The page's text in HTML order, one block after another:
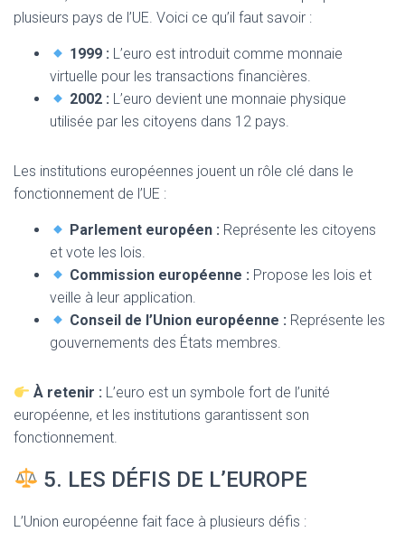
plusieurs pays de l’UE. Voici ce qu’il faut savoir :
1999 : L’euro est introduit comme monnaie
virtuelle pour les transactions financières.
2002 : L’euro devient une monnaie physique
utilisée par les citoyens dans 12 pays.
Les institutions européennes jouent un rôle clé dans le
fonctionnement de l’UE :
Parlement européen : Représente les citoyens
et vote les lois.
Commission européenne : Propose les lois et
veille à leur application.
Conseil de l’Union européenne : Représente les
gouvernements des États membres.
À retenir : L’euro est un symbole fort de l’unité
européenne, et les institutions garantissent son
fonctionnement.
5. LES DÉFIS DE L’EUROPE
L’Union européenne fait face à plusieurs défis :